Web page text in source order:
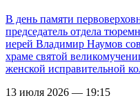
В день памяти
председатель отдела
иерей Владимир Наумов
храме святой
женской исправительной
13 июля 2026 — 19:15